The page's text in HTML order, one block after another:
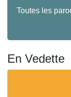
Toutes les
En Vedette